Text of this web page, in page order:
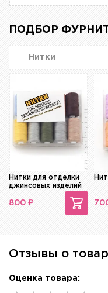
ПОДБОР
Нитки
Нитки для отделки
джинсовых изделий
800 ₽
Отзывы о
Оценка товара: